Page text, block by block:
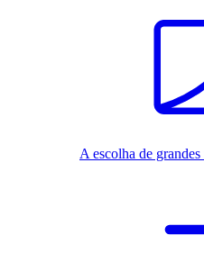
A escolha de grandes